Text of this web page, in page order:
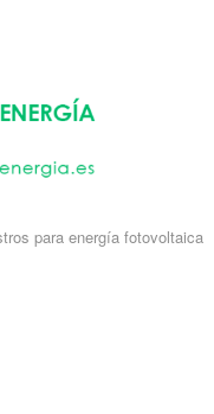
para energía fotovoltaica